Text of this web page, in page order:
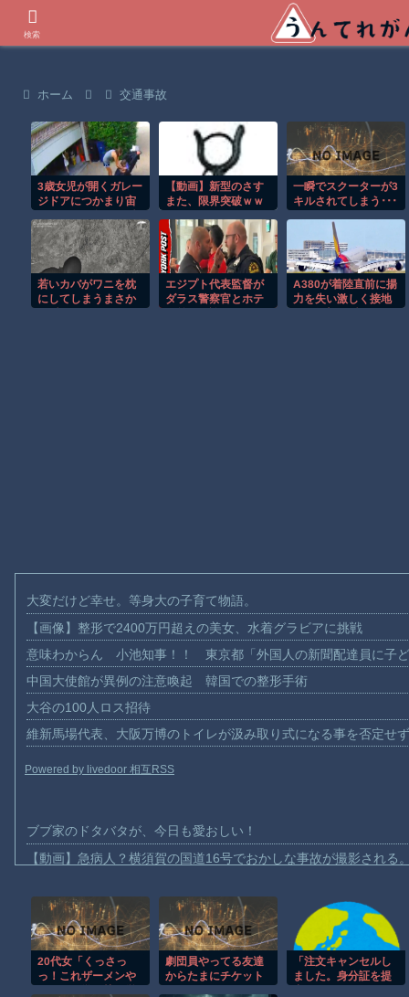
ホーム 交通事故
3歳女児が開くガレー
ジドアにつかまり宙
間！！
【動画】新型のさす
また、限界突破ｗｗ
一瞬でスクーターが3
キルされてしまう･･･
若いカバがワニを枕
にしてしまうまさか
エジプト代表監督が
ダラス警察官とホテ
A380が着陸直前に揚
力を失い激しく接地
大変だけど幸せ。等身大の子育て物語。
【画像】整形で2400万円超えの美女、水着グラビアに挑戦
意味わからん 小池知事！！ 東京都「外国人の新聞配達員に子
中国大使館が異例の注意喚起 韓国での整形手術
大谷の100人ロス招待
維新馬場代表、大阪万博のトイレが汲み取り式になる事を否定せ
Powered by livedoor 相互RSS
ブブ家のドタバタが、今日も愛おしい！
【動画】急病人？横須賀の国道16号でおかしな事故が撮影される
【群馬】デカいNinja乗りさん、後方確認しない軽四に当てられて
【動画】ビッグフットの正体が判明
【動画】DJI Neo2で釣りの自撮りをしようとした男の悲劇（ノ∇`
20代女「くっさっ
っ！これザーメンや
劇団員やってる友達
からたまにチケット
「注文キャンセルし
ました。身分証を提
検索